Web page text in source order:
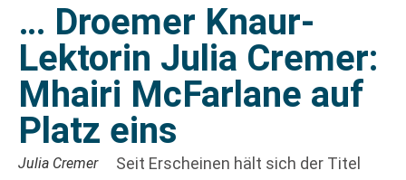
… Droemer Knaur-
Lektorin Julia Cremer:
Mhairi McFarlane auf
Platz eins
Julia Cremer
Seit Erscheinen hält sich der Titel